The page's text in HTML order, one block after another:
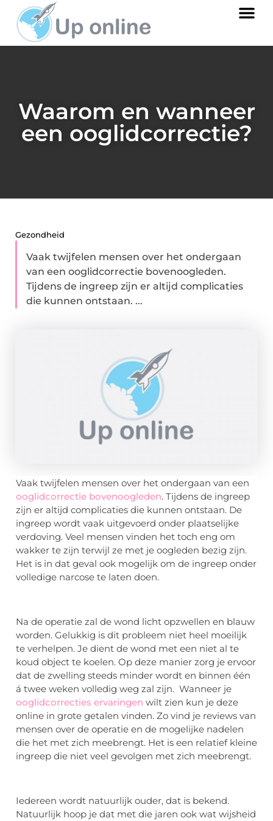
Waarom en wanneer
een ooglidcorrectie?
Gezondheid
Vaak twijfelen mensen over het ondergaan
van een ooglidcorrectie bovenoogleden.
Tijdens de ingreep zijn er altijd complicaties
die kunnen ontstaan. ...
Vaak twijfelen mensen over het ondergaan van een
ooglidcorrectie bovenoogleden. Tijdens de ingreep
zijn er altijd complicaties die kunnen ontstaan. De
ingreep wordt vaak uitgevoerd onder plaatselijke
verdoving. Veel mensen vinden het toch eng om
wakker te zijn terwijl ze met je oogleden bezig zijn.
Het is in dat geval ook mogelijk om de ingreep onder
volledige narcose te laten doen.
Na de operatie zal de wond licht opzwellen en blauw
worden. Gelukkig is dit probleem niet heel moeilijk
te verhelpen. Je dient de wond met een niet al te
koud object te koelen. Op deze manier zorg je ervoor
dat de zwelling steeds minder wordt en binnen één
á twee weken volledig weg zal zijn. Wanneer je
ooglidcorrecties ervaringen wilt zien kun je deze
online in grote getalen vinden. Zo vind je reviews van
mensen over de operatie en de mogelijke nadelen
die het met zich meebrengt. Het is een relatief kleine
ingreep die niet veel gevolgen met zich meebrengt.
Iedereen wordt natuurlijk ouder, dat is bekend.
Natuurlijk hoop je dat met die jaren ook wat wijsheid